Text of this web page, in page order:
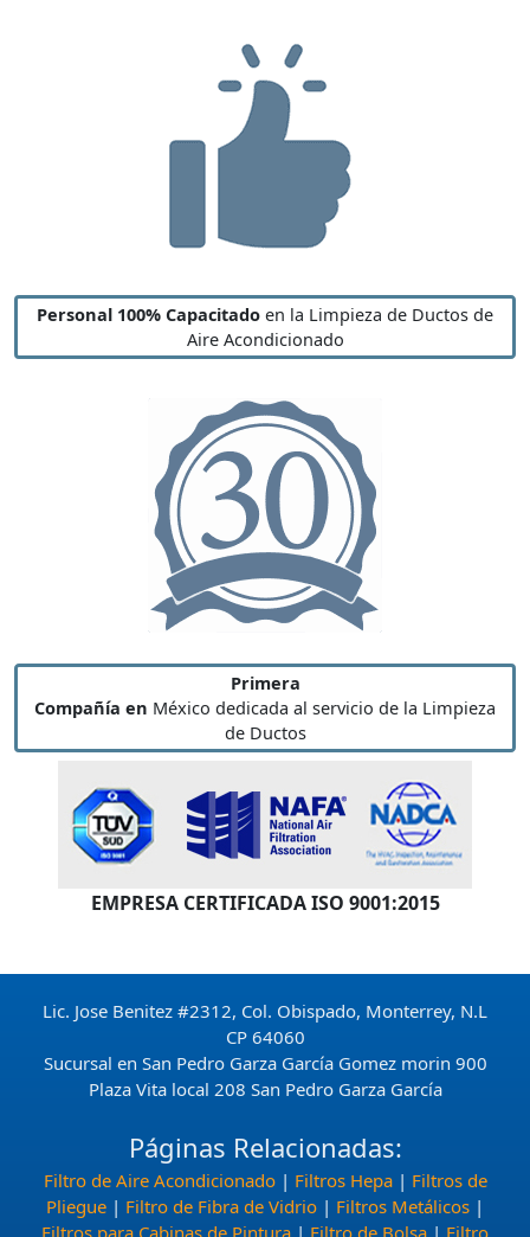
Personal 100% Capacitado en la Limpieza de Ductos de
Aire Acondicionado
Primera
Compañía en México dedicada al servicio de la Limpieza
de Ductos
EMPRESA CERTIFICADA ISO 9001:2015
Lic. Jose Benitez #2312, Col. Obispado, Monterrey, N.L
CP 64060
Sucursal en San Pedro Garza García Gomez morin 900
Plaza Vita local 208 San Pedro Garza García
Páginas Relacionadas:
Filtro de Aire Acondicionado| Filtros Hepa| Filtros de
Pliegue | Filtro de Fibra de Vidrio | Filtros Metálicos |
Filtros para Cabinas de Pintura | Filtro de Bolsa | Filtro